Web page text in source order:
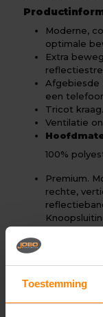
Toestemming
Moderne,
optimale
Extra
Afgebiesde
een
Tricot kraag.
Ventilatie
100%
Premium.
rechte,
Onder
Gerelateerde